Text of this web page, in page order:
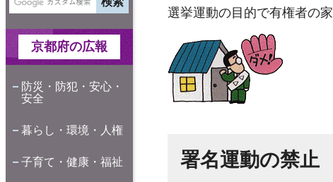
京都府の広報
防災・防犯・安心・
安全
暮らし・環境・人権
子育て・健康・福祉
選挙運動の目的で有権者の
署名運動の禁止